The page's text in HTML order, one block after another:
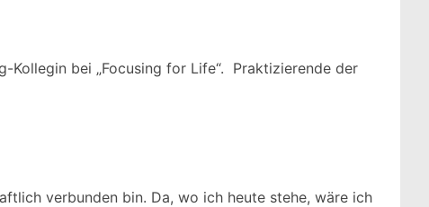
Kollegin bei „Focusing for Life“. Praktizierende der
verbunden bin. Da, wo ich heute stehe, wäre ich